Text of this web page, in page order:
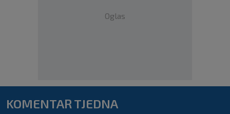
Oglas
KOMENTAR TJEDNA